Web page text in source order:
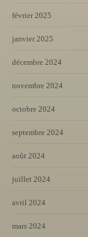
février 2025
janvier 2025
décembre 2024
novembre 2024
octobre 2024
septembre 2024
août 2024
juillet 2024
avril 2024
mars 2024